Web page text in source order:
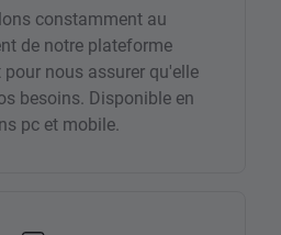
constamment au
de notre plateforme
nous assurer qu'elle
besoins. Disponible en
pc et mobile.